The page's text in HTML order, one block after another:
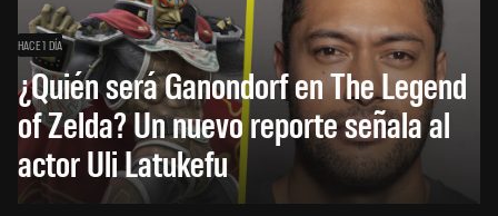
HACE 1 DÍA
¿Quién será Ganondorf en The Legend
of Zelda? Un nuevo reporte señala al
actor Uli Latukefu